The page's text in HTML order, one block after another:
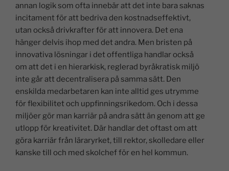
annan logik som ofta innebär att det inte bara saknas
incitament för att bedriva den kostnadseffektivt,
utan också drivkrafter för att innovera. Det ena
hänger delvis ihop med det andra. Men bristen på
innovativa lösningar i det offentliga handlar också
om att det i en hierarkisk, reglerad byråkratisk miljö
inte går att decentralisera på samma sätt. Den
enskilda medarbetaren kan inte alltid ges utrymme
för flexibilitet och uppfinningsrikedom. Och i dessa
miljöer gör man karriär på andra sätt än genom att ge
utlopp för kreativitet. Där handlar det oftast om att
göra karriär från läraryrket, till rektor, skolledare eller
kanske till och med skolchef för en hel kommun.